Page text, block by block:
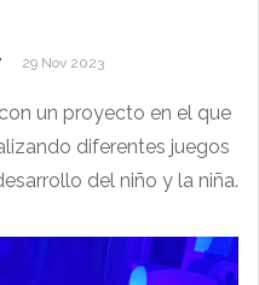
29 Nov 2023
un proyecto en el que
diferentes juegos
del niño y la niña.